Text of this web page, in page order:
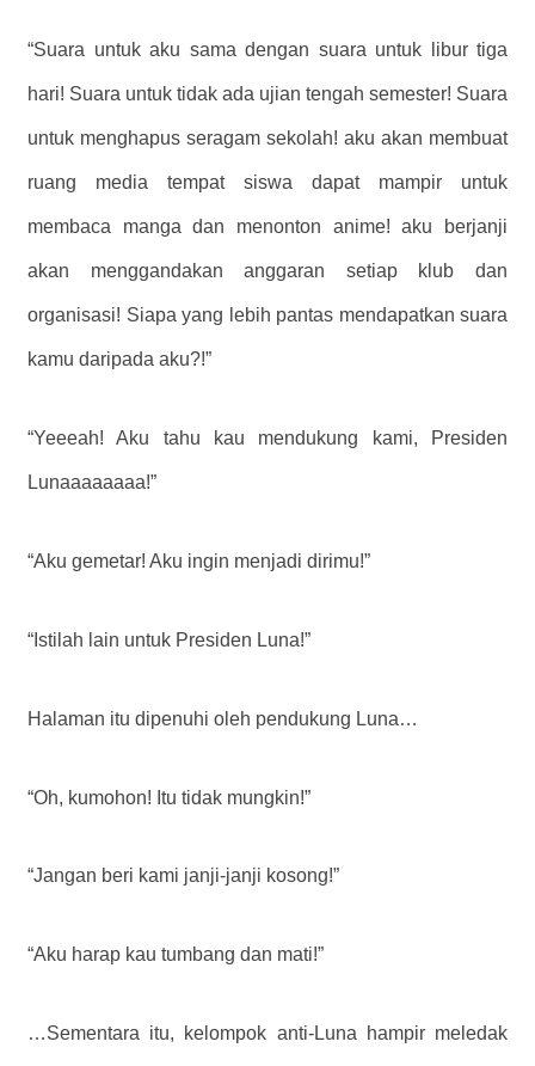
“Suara untuk aku sama dengan suara untuk libur tiga
hari! Suara untuk tidak ada ujian tengah semester! Suara
untuk menghapus seragam sekolah! aku akan membuat
ruang media tempat siswa dapat mampir untuk
membaca manga dan menonton anime! aku berjanji
akan menggandakan anggaran setiap klub dan
organisasi! Siapa yang lebih pantas mendapatkan suara
kamu daripada aku?!”
“Yeeeah! Aku tahu kau mendukung kami, Presiden
Lunaaaaaaaa!”
“Aku gemetar! Aku ingin menjadi dirimu!”
“Istilah lain untuk Presiden Luna!”
Halaman itu dipenuhi oleh pendukung Luna…
“Oh, kumohon! Itu tidak mungkin!”
“Jangan beri kami janji-janji kosong!”
“Aku harap kau tumbang dan mati!”
…Sementara itu, kelompok anti-Luna hampir meledak